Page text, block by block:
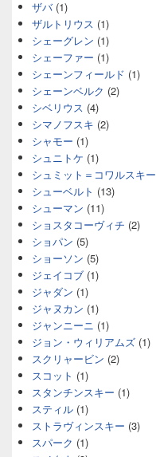
ザバ(1)
ザルトリウス (1)
シェーグレン (1)
シェーファー (1)
シェーンフィールド (1)
シェーンベルク (2)
シベリウス (4)
シマノフスキ (2)
シャモー (1)
シュニトケ (1)
シュミット＝コワルスキー
シューベルト (13)
シューマン (11)
ショスタコーヴィチ (2)
ショパン (5)
ショーソン (5)
ジェイコブ (1)
ジャダン (1)
ジャヌカン (1)
ジャンニーニ (1)
ジョン・ウィリアムズ (1)
スクリャービン (2)
スコット (1)
スタンチンスキー (1)
スティル (1)
ストラヴィンスキー (3)
スパーク (1)